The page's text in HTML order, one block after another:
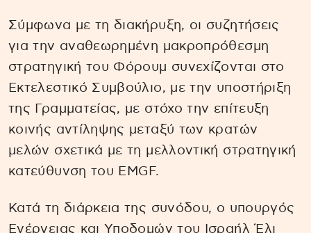
Σύμφωνα με τη διακήρυξη, οι συζητήσεις
για την αναθεωρημένη μακροπρόθεσμη
στρατηγική του Φόρουμ συνεχίζονται στο
Εκτελεστικό Συμβούλιο, με την υποστήριξη
της Γραμματείας, με στόχο την επίτευξη
κοινής αντίληψης μεταξύ των κρατών
μελών σχετικά με τη μελλοντική στρατηγική
κατεύθυνση του EMGF.
Κατά τη διάρκεια της συνόδου, ο υπουργός
Ενέργειας και Υποδομών του Ισραήλ Έλι